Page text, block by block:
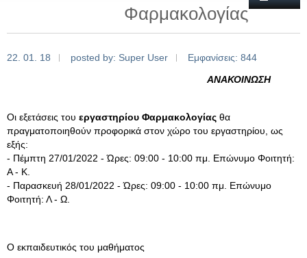
Φαρμακολογίας
22. 01. 18 posted by: Super User
Εμφανίσεις: 844
ΑΝΑΚΟΙΝΩΣΗ
Οι εξετάσεις του εργαστηρίου Φαρμακολογίας θα
πραγματοποιηθούν προφορικά στον χώρο του εργαστηρίου, ως
εξής:
- Πέμπτη 27/01/2022 - Ώρες: 09:00 - 10:00 πμ. Επώνυμο Φοιτητή:
Α - Κ.
- Παρασκευή 28/01/2022 - Ώρες: 09:00 - 10:00 πμ. Επώνυμο
Φοιτητή: Λ - Ω.
Ο εκπαιδευτικός του μαθήματος